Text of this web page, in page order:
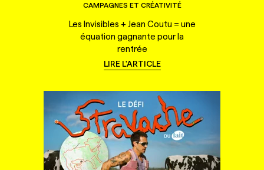
CAMPAGNES ET CRÉATIVITÉ
Les Invisibles + Jean Coutu = une
équation gagnante pour la
rentrée
LIRE L'ARTICLE